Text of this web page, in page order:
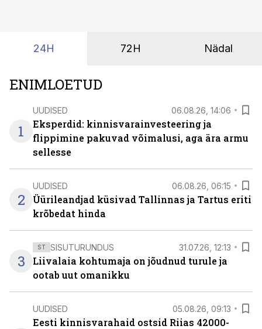
24H 72H Nädal
ENIMLOETUD
1
UUDISED 06.08.26, 14:06
Eksperdid: kinnisvarainvesteering ja
flippimine pakuvad võimalusi, aga ära armu
sellesse
2
UUDISED 06.08.26, 06:15
Üürileandjad küsivad Tallinnas ja Tartus eriti
krõbedat hinda
3
ST SISUTURUNDUS 31.07.26, 12:13
Liivalaia kohtumaja on jõudnud turule ja
ootab uut omanikku
UUDISED 05.08.26, 09:13
Eesti kinnisvarahaid ostsid Riias 42000-